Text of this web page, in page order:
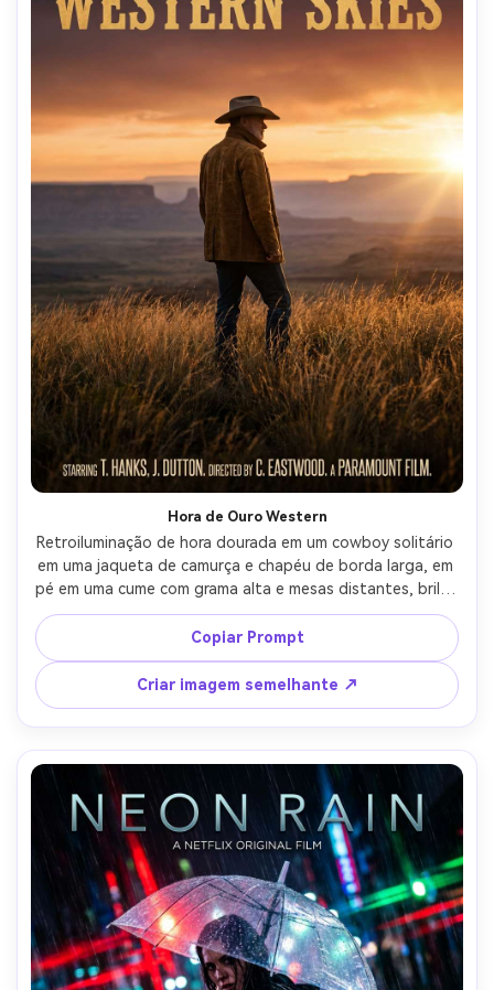
Hora de Ouro Western
Retroiluminação de hora dourada em um cowboy solitário
em uma jaqueta de camurça e chapéu de borda larga, em
pé em uma cume com grama alta e mesas distantes, brilho
de sol quente e luz de borda, layout de pôster
cinematográfico com grande título no topo e créditos de
faturamento, Nikon Z8, 85mm f/1.4, enquadramento
heróico de baixo ângulo, humor épico, detalhe
fotorealista, alta resolução, classificação de cores
amigável para impressão-AR 4:5
Copiar Prompt
Criar imagem semelhante ↗